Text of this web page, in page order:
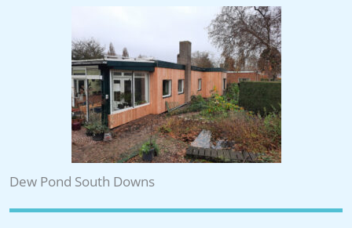
Dew Pond South Downs